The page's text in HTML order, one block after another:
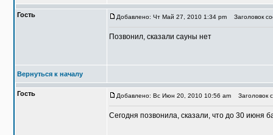
Гость Добавлено: Чт Май 27, 2010 1:34 pm Заголовок
Позвонил, сказали сауны нет
Вернуться к началу
Гость Добавлено: Вс Июн 20, 2010 10:56 am Заголовок
Сегодня позвонила, сказали, что до 30 июня